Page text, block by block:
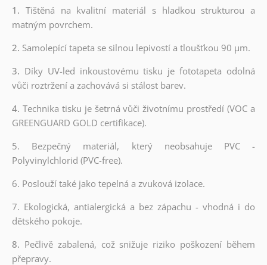
1. Tištěná na kvalitní materiál s hladkou strukturou a
matným povrchem.
2. Samolepící tapeta se silnou lepivostí a tloušťkou 90 µm.
3. Díky UV-led inkoustovému tisku je fototapeta odolná
vůči roztržení a zachovává si stálost barev.
4. Technika tisku je šetrná vůči životnímu prostředí (VOC a
GREENGUARD GOLD certifikace).
5. Bezpečný materiál, který neobsahuje PVC -
Polyvinylchlorid (PVC-free).
6. Poslouží také jako tepelná a zvuková izolace.
7. Ekologická, antialergická a bez zápachu - vhodná i do
dětského pokoje.
8. Pečlivě zabalená, což snižuje riziko poškození během
přepravy.